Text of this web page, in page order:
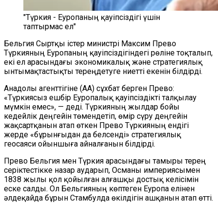
"Түркия - Еуропаның қауіпсіздігі үшін
таптырмас ел"
Бельгия Сыртқы істер министрі Максим Прево
Түркияның Еуропаның қауіпсіздігіндегі рөліне тоқталып,
екі ел арасындағы экономикалық және стратегиялық
ынтымақтастықты тереңдетуге ниетті екенін білдірді.
Анадолы агенттігіне (AA) сұхбат берген Прево:
«Түркиясыз ешбір Еуропалық қауіпсіздікті талқылау
мүмкін емес», — деді. Түркияның жылдар бойы
кедейлік деңгейін төмендетіп, өмір сүру деңгейін
жақсартқанын атап өткен Прево Түркияның ендігі
жерде «бұрынғыдан да белсенді» стратегиялық
геосаяси ойыншыға айналғанын білдірді.
Прево Бельгия мен Түркия арасындағы тамыры терең
серіктестікке назар аударып, Османы империясымен
1838 жылы қол қойылған алғашқы достық келісімін
еске салды. Ол Бельгияның көптеген Еуропа елінен
әлдеқайда бұрын Стамбулда өкілдігін ашқанын атап өтті.